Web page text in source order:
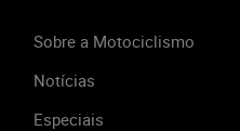
Sobre a Motociclismo
Notícias
Especiais